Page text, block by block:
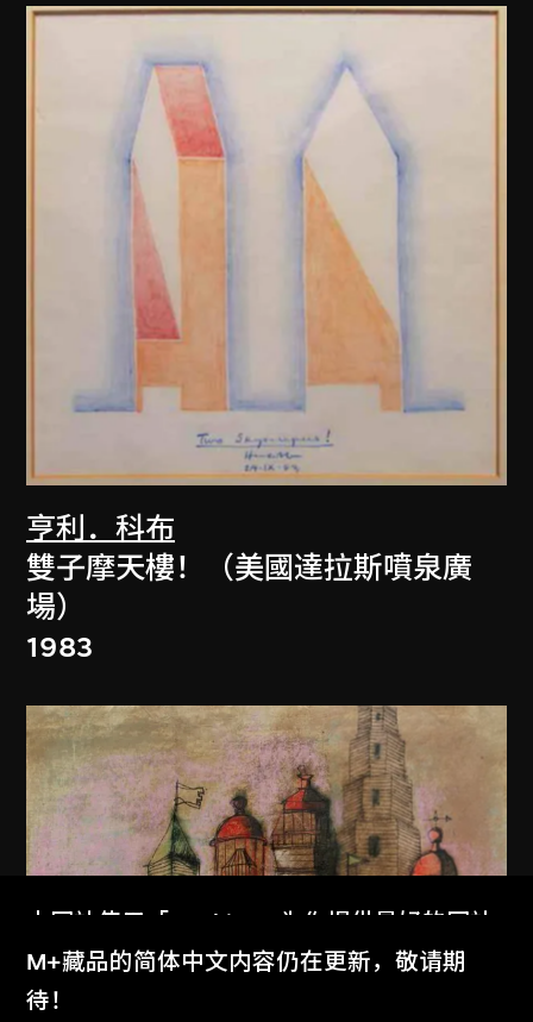
亨利．科布
雙子摩天樓！（美國達拉斯噴泉廣
場）
1983
本网站使用「Cookies」为你提供最好的网站
体验。
了解更多
M+藏品的简体中文内容仍在更新，敬请期
待！